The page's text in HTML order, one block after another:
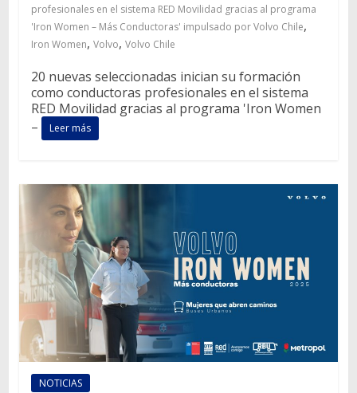
profesionales en el sistema RED Movilidad gracias al programa
'Iron Women – Más Conductoras' impulsado por Volvo Chile,
Iron Women, Volvo, Volvo Chile
20 nuevas seleccionadas inician su formación
como conductoras profesionales en el sistema
RED Movilidad gracias al programa 'Iron Women
–
Leer más
NOTICIAS